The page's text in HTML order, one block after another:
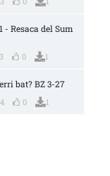
- Resaca del Sum
3 0 1
bat? BZ 3-27
4 0 1